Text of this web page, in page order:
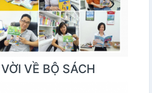
VỀ BỘ SÁCH